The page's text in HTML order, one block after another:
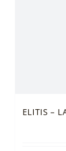
ELITIS –